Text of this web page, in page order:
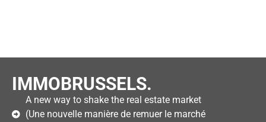
IMMOBRUSSELS.
A new way to shake the real estate market
(Une nouvelle manière de remuer le marché